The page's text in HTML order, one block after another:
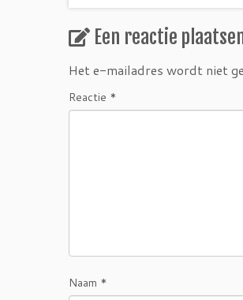
Een reactie
Het e-mailadres wordt niet
Reactie *
Naam *